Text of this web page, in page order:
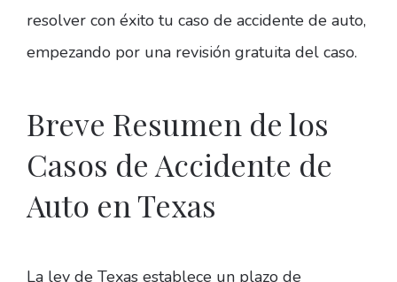
resolver con éxito tu caso de accidente de auto,
empezando por una revisión gratuita del caso.
Breve Resumen de los
Casos de Accidente de
Auto en Texas
La ley de Texas establece un plazo de